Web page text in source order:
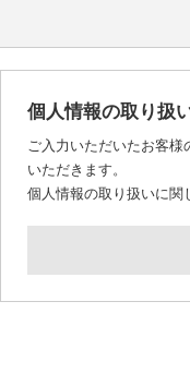
個人情報の取り扱
ご入力いただいたお客
いただきます。
個人情報の取り扱いに関